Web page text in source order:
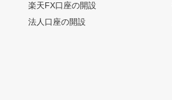
楽天FX口座の開設
法人口座の開設